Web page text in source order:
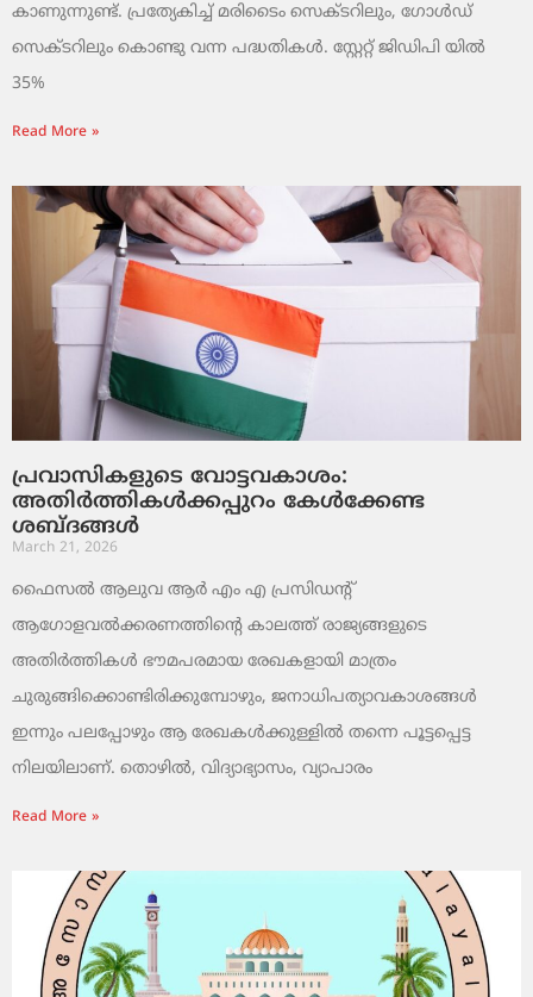
കാണുന്നുണ്ട്. പ്രത്യേകിച്ച് മരിടൈം സെക്ടറിലും, ഗോൾഡ്
സെക്ടറിലും കൊണ്ടു വന്ന പദ്ധതികൾ. സ്റ്റേറ്റ് ജിഡിപി യിൽ
35%
Read More »
പ്രവാസികളുടെ വോട്ടവകാശം:
അതിർത്തികൾക്കപ്പുറം കേൾക്കേണ്ട
ശബ്ദങ്ങൾ
March 21, 2026
ഫൈസൽ ആലുവ ആർ എം എ പ്രസിഡന്റ്
ആഗോളവൽക്കരണത്തിന്റെ കാലത്ത് രാജ്യങ്ങളുടെ
അതിർത്തികൾ ഭൗമപരമായ രേഖകളായി മാത്രം
ചുരുങ്ങിക്കൊണ്ടിരിക്കുമ്പോഴും, ജനാധിപത്യാവകാശങ്ങൾ
ഇന്നും പലപ്പോഴും ആ രേഖകൾക്കുള്ളിൽ തന്നെ പൂട്ടപ്പെട്ട
നിലയിലാണ്. തൊഴിൽ, വിദ്യാഭ്യാസം, വ്യാപാരം
Read More »